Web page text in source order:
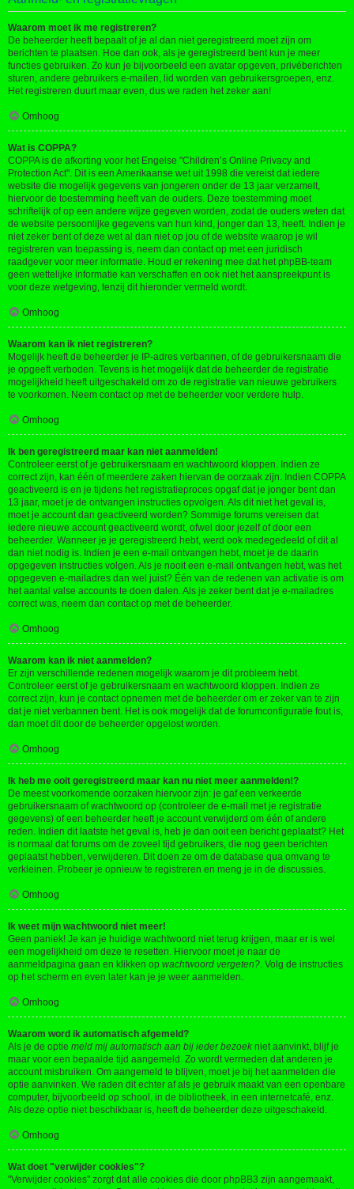
Waarom moet ik me registreren?
De beheerder heeft bepaalt of je al dan niet geregistreerd moet zijn om
berichten te plaatsen. Hoe dan ook, als je geregistreerd bent kun je meer
functies gebruiken. Zo kun je bijvoorbeeld een avatar opgeven, privéberichten
sturen, andere gebruikers e-mailen, lid worden van gebruikersgroepen, enz.
Het registreren duurt maar even, dus we raden het zeker aan!
Omhoog
Wat is COPPA?
COPPA is de afkorting voor het Engelse "Children’s Online Privacy and
Protection Act". Dit is een Amerikaanse wet uit 1998 die vereist dat iedere
website die mogelijk gegevens van jongeren onder de 13 jaar verzamelt,
hiervoor de toestemming heeft van de ouders. Deze toestemming moet
schriftelijk of op een andere wijze gegeven worden, zodat de ouders weten dat
de website persoonlijke gegevens van hun kind, jonger dan 13, heeft. Indien je
niet zeker bent of deze wet al dan niet op jou of de website waarop je wil
registreren van toepassing is, neem dan contact op met een juridisch
raadgever voor meer informatie. Houd er rekening mee dat het phpBB-team
geen wettelijke informatie kan verschaffen en ook niet het aanspreekpunt is
voor deze wetgeving, tenzij dit hieronder vermeld wordt.
Omhoog
Waarom kan ik niet registreren?
Mogelijk heeft de beheerder je IP-adres verbannen, of de gebruikersnaam die
je opgeeft verboden. Tevens is het mogelijk dat de beheerder de registratie
mogelijkheid heeft uitgeschakeld om zo de registratie van nieuwe gebruikers
te voorkomen. Neem contact op met de beheerder voor verdere hulp.
Omhoog
Ik ben geregistreerd maar kan niet aanmelden!
Controleer eerst of je gebruikersnaam en wachtwoord kloppen. Indien ze
correct zijn, kan één of meerdere zaken hiervan de oorzaak zijn. Indien COPPA
geactiveerd is en je tijdens het registratieproces opgaf dat je jonger bent dan
13 jaar, moet je de ontvangen instructies opvolgen. Als dit niet het geval is,
moet je account dan geactiveerd worden? Sommige forums vereisen dat
iedere nieuwe account geactiveerd wordt, ofwel door jezelf of door een
beheerder. Wanneer je je geregistreerd hebt, werd ook medegedeeld of dit al
dan niet nodig is. Indien je een e-mail ontvangen hebt, moet je de daarin
opgegeven instructies volgen. Als je nooit een e-mail ontvangen hebt, was het
opgegeven e-mailadres dan wel juist? Één van de redenen van activatie is om
het aantal valse accounts te doen dalen. Als je zeker bent dat je e-mailadres
correct was, neem dan contact op met de beheerder.
Omhoog
Waarom kan ik niet aanmelden?
Er zijn verschillende redenen mogelijk waarom je dit probleem hebt.
Controleer eerst of je gebruikersnaam en wachtwoord kloppen. Indien ze
correct zijn, kun je contact opnemen met de beheerder om er zeker van te zijn
dat je niet verbannen bent. Het is ook mogelijk dat de forumconfiguratie fout is,
dan moet dit door de beheerder opgelost worden.
Omhoog
Ik heb me ooit geregistreerd maar kan nu niet meer aanmelden!?
De meest voorkomende oorzaken hiervoor zijn: je gaf een verkeerde
gebruikersnaam of wachtwoord op (controleer de e-mail met je registratie
gegevens) of een beheerder heeft je account verwijderd om één of andere
reden. Indien dit laatste het geval is, heb je dan ooit een bericht geplaatst? Het
is normaal dat forums om de zoveel tijd gebruikers, die nog geen berichten
geplaatst hebben, verwijderen. Dit doen ze om de database qua omvang te
verkleinen. Probeer je opnieuw te registreren en meng je in de discussies.
Omhoog
Ik weet mijn wachtwoord niet meer!
Geen paniek! Je kan je huidige wachtwoord niet terug krijgen, maar er is wel
een mogelijkheid om deze te resetten. Hiervoor moet je naar de
aanmeldpagina gaan en klikken op wachtwoord vergeten?. Volg de instructies
op het scherm en even later kan je je weer aanmelden.
Omhoog
Waarom word ik automatisch afgemeld?
Als je de optie meld mij automatisch aan bij ieder bezoek niet aanvinkt, blijf je
maar voor een bepaalde tijd aangemeld. Zo wordt vermeden dat anderen je
account misbruiken. Om aangemeld te blijven, moet je bij het aanmelden die
optie aanvinken. We raden dit echter af als je gebruik maakt van een openbare
computer, bijvoorbeeld op school, in de bibliotheek, in een internetcafé, enz.
Als deze optie niet beschikbaar is, heeft de beheerder deze uitgeschakeld.
Omhoog
Wat doet "verwijder cookies"?
"Verwijder cookies" zorgt dat alle cookies die door phpBB3 zijn aangemaakt,